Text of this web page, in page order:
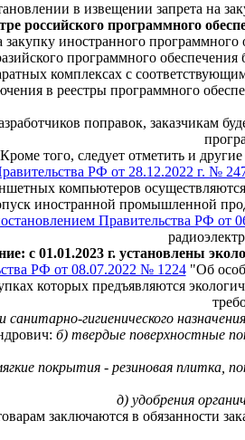
в извещении запрета на
российского программного
закупку иностранного программного
программного
комплексах с
в реестры программного
поправок, заказчикам
Кроме того, следует отметить и
РФ от 28.12.2022 г. №
компьютеров
иностранной промышленной
Правительства РФ от
с 01.01.2023 г. установлены
РФ от 08.07.2022 № 1224"Об
которых предъявляются
и санитарно-гигиенического
б) твердые поверхностные
покрытия - резиновая плитка,
д) удобрения
заключаются в обязанности